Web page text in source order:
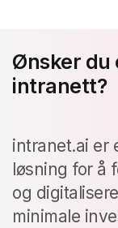
Ønsker du
intranett?
intranet.ai er
løsning for å
og
minimale